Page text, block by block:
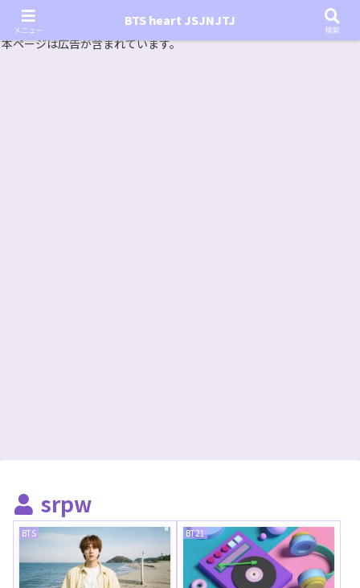
『In the SOOP BTS ver.』シーズン2放送決定！いつから始まる？インザスープの放送開始日・視聴
方法は？【In the SOOP BTS ver. Season 2】
本ページは広告が含まれています。
srpw
BTS BT21
メニュー
BTS heart JSJNJTJ
検索